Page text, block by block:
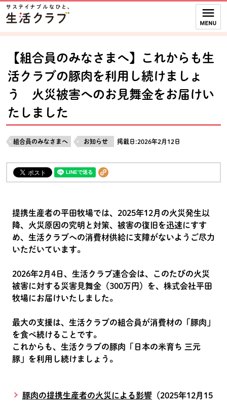
ページの先頭です。
本文へジャンプする。
ここからサイト内共通メニューです。
サイト内共通メニューをスキップする
サイト内共通メニューここまで。
【組合員のみなさまへ】これからも生
活クラブの豚肉を利用し続けましょ
う 火災被害へのお見舞金をお届けい
たしました
組合員のみなさまへ お知らせ 掲載日:2026年2月12日
提携生産者の平田牧場では、2025年12月の火災発生以
降、火災原因の究明と対策、被害の復旧を迅速にすす
め、生活クラブへの消費材供給に支障がないようご尽力
いただいています。
2026年2月4日、生活クラブ連合会は、このたびの火災
被害に対する災害見舞金（300万円）を、株式会社平田
牧場にお届けいたしました。
最大の支援は、生活クラブの組合員が消費材の「豚肉」
を食べ続けることです。
これからも、生活クラブの豚肉「日本の米育ち 三元
豚」を利用し続けましょう。
豚肉の提携生産者の火災による影響 （2025年12月15